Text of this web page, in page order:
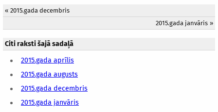
« 2015.gada decembris
2015.gada janvāris »
Citi raksti šajā sadaļā
2015.gada aprīlis
2015.gada augusts
2015.gada decembris
2015.gada janvāris